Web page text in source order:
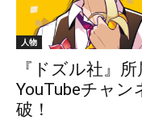
人物
『ドズル社』
YouTubeチャン
破！